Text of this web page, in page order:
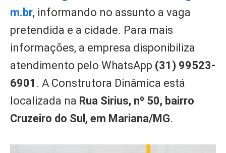
m.br, informando no assunto a vaga
pretendida e a cidade. Para mais
informações, a empresa disponibiliza
atendimento pelo WhatsApp (31) 99523-
6901 . A Construtora Dinâmica está
localizada na Rua Sirius, nº 50, bairro
Cruzeiro do Sul, em Mariana/MG.